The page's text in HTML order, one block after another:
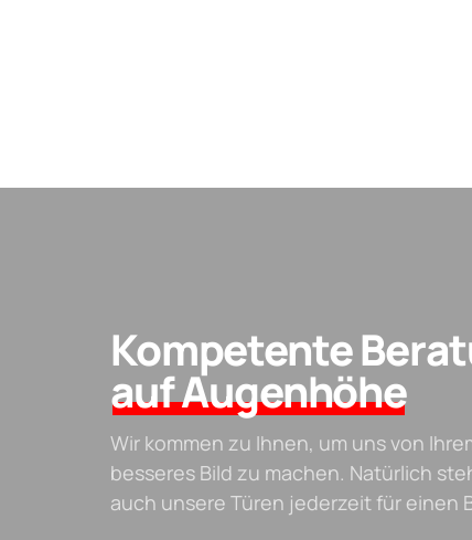
Kompetente
auf Augenhöhe
Wir kommen zu Ihnen, um uns von
besseres Bild zu machen. Natürlich
auch unsere Türen jederzeit für einen